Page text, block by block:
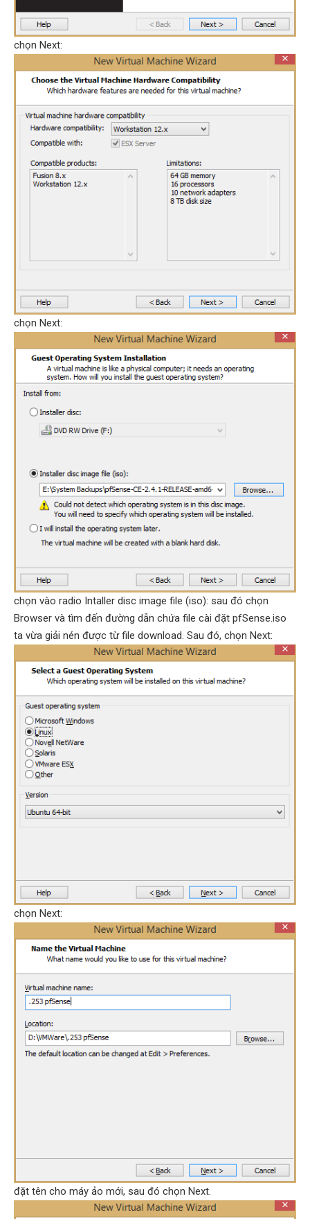
chọn Next:
chọn Next:
chọn vào radio Intaller disc image file (iso): sau đó chọn
Browser và tìm đến đường dẫn chứa file cài đặt pfSense.iso
ta vừa giải nén được từ file download. Sau đó, chọn Next:
chọn Next:
đặt tên cho máy ảo mới, sau đó chọn Next.